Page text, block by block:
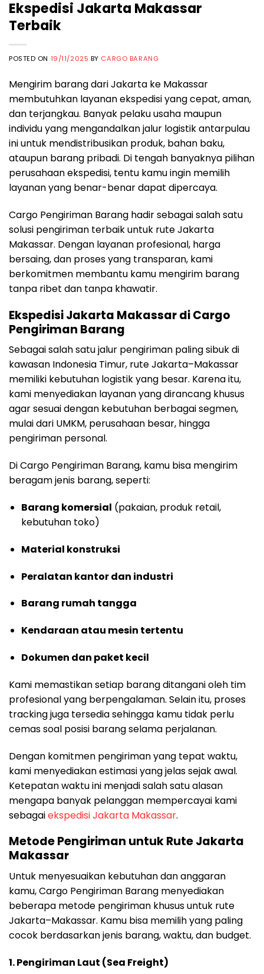
Ekspedisi Jakarta Makassar
Terbaik
POSTED ON 19/11/2025 BY CARGO BARANG
Mengirim barang dari Jakarta ke Makassar
membutuhkan layanan ekspedisi yang cepat, aman,
dan terjangkau. Banyak pelaku usaha maupun
individu yang mengandalkan jalur logistik antarpulau
ini untuk mendistribusikan produk, bahan baku,
ataupun barang pribadi. Di tengah banyaknya pilihan
perusahaan ekspedisi, tentu kamu ingin memilih
layanan yang benar-benar dapat dipercaya.
Cargo Pengiriman Barang hadir sebagai salah satu
solusi pengiriman terbaik untuk rute Jakarta
Makassar. Dengan layanan profesional, harga
bersaing, dan proses yang transparan, kami
berkomitmen membantu kamu mengirim barang
tanpa ribet dan tanpa khawatir.
Ekspedisi Jakarta Makassar di Cargo
Pengiriman Barang
Sebagai salah satu jalur pengiriman paling sibuk di
kawasan Indonesia Timur, rute Jakarta–Makassar
memiliki kebutuhan logistik yang besar. Karena itu,
kami menyediakan layanan yang dirancang khusus
agar sesuai dengan kebutuhan berbagai segmen,
mulai dari UMKM, perusahaan besar, hingga
pengiriman personal.
Di Cargo Pengiriman Barang, kamu bisa mengirim
beragam jenis barang, seperti:
Barang komersial (pakaian, produk retail,
kebutuhan toko)
Material konstruksi
Peralatan kantor dan industri
Barang rumah tangga
Kendaraan atau mesin tertentu
Dokumen dan paket kecil
Kami memastikan setiap barang ditangani oleh tim
profesional yang berpengalaman. Selain itu, proses
tracking juga tersedia sehingga kamu tidak perlu
cemas soal posisi barang selama perjalanan.
Dengan komitmen pengiriman yang tepat waktu,
kami menyediakan estimasi yang jelas sejak awal.
Ketepatan waktu ini menjadi salah satu alasan
mengapa banyak pelanggan mempercayai kami
sebagaiekspedisi Jakarta Makassar.
Metode Pengiriman untuk Rute Jakarta
Makassar
Untuk menyesuaikan kebutuhan dan anggaran
kamu, Cargo Pengiriman Barang menyediakan
beberapa metode pengiriman khusus untuk rute
Jakarta–Makassar. Kamu bisa memilih yang paling
cocok berdasarkan jenis barang, waktu, dan budget.
1.Pengiriman Laut (Sea Freight)